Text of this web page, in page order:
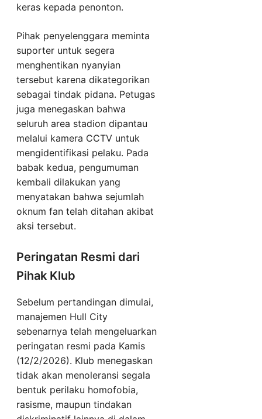
keras kepada penonton.
Pihak penyelenggara meminta
suporter untuk segera
menghentikan nyanyian
tersebut karena dikategorikan
sebagai tindak pidana. Petugas
juga menegaskan bahwa
seluruh area stadion dipantau
melalui kamera CCTV untuk
mengidentifikasi pelaku. Pada
babak kedua, pengumuman
kembali dilakukan yang
menyatakan bahwa sejumlah
oknum fan telah ditahan akibat
aksi tersebut.
Peringatan Resmi dari
Pihak Klub
Sebelum pertandingan dimulai,
manajemen Hull City
sebenarnya telah mengeluarkan
peringatan resmi pada Kamis
(12/2/2026). Klub menegaskan
tidak akan menoleransi segala
bentuk perilaku homofobia,
rasisme, maupun tindakan